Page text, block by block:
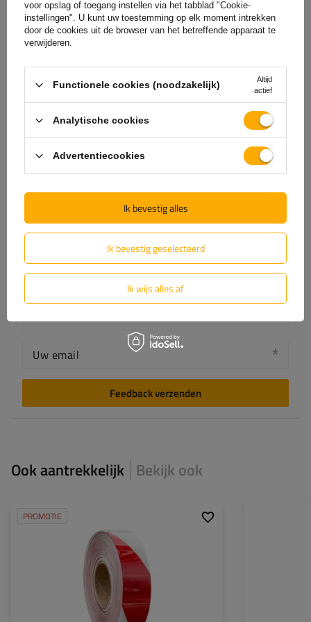
Laat uw mening achter
Uw score:
5/5
De inhoud van uw beoordeling
Voeg je eigen productfoto toe:
Uw email
Feedback verzenden
Ook aantrekkelijk Bekijk ook
PROMOTIE
voor opslag of toegang instellen via het tabblad "Cookie-
instellingen". U kunt uw toestemming op elk moment intrekken
door de cookies uit de browser van het betreffende apparaat te
verwijderen.
Functionele cookies (noodzakelijk)
Altijd
actief
Analytische cookies
Advertentiecookies
Ik bevestig geselecteerd
Ik wijs alles af
Ik bevestig alles